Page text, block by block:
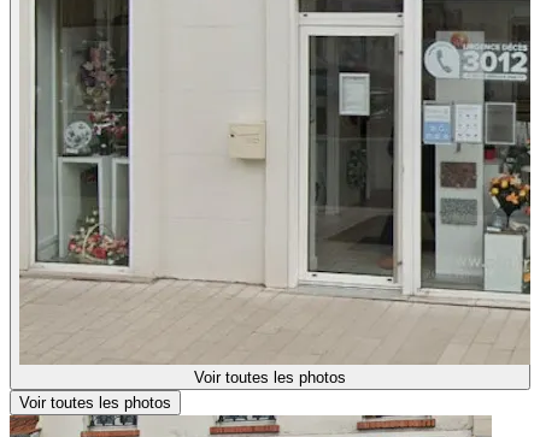
Voir toutes les photos
Voir toutes les photos